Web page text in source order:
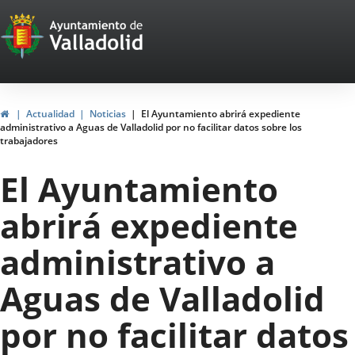
Portal
Web
del
Ayuntamiento
de
Valladolid
InicioActualidad Noticias
El Ayuntamiento abrirá expediente
administrativo a Aguas de Valladolid por no facilitar datos sobre los
trabajadores
El Ayuntamiento
abrirá expediente
administrativo a
Aguas de Valladolid
por no facilitar datos